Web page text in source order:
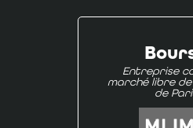
Entreprise
marché libre
de